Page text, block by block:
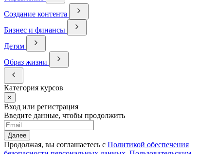
Создание контента
Бизнес и финансы
Детям
Образ жизни
Категория курсов
×
Вход или регистрация
Введите данные, чтобы продолжить
Далее
Продолжая, вы соглашаетесь с Политикой обеспечения